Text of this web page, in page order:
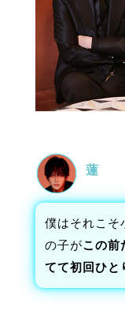
蓮
僕はそれこそ
の子がこの前
てて初回ひと